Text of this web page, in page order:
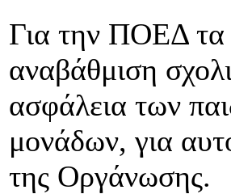
Για την ΠΟΕΔ τα
αναβάθμιση
ασφάλεια των
μονάδων, για
της Οργάνωσης.